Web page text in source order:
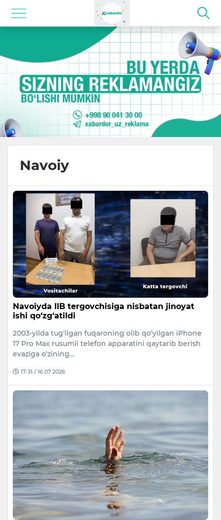
Navoiy
Navoiyda IIB tergovchisiga nisbatan jinoyat
ishi qo‘zg‘atildi
2003-yilda tug‘ilgan fuqaroning olib qo‘yilgan iPhone
17 Pro Max rusumli telefon apparatini qaytarib berish
evaziga o‘zining…
17:31 / 16.07.2026